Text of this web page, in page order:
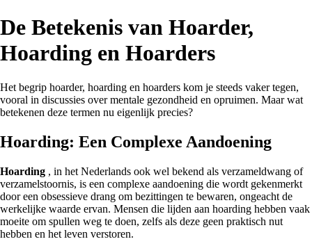
De Betekenis van Hoarder,
Hoarding en Hoarders
Het begrip hoarder, hoarding en hoarders kom je steeds vaker tegen,
vooral in discussies over mentale gezondheid en opruimen. Maar wat
betekenen deze termen nu eigenlijk precies?
Hoarding: Een Complexe Aandoening
Hoarding , in het Nederlands ook wel bekend als verzameldwang of
verzamelstoornis, is een complexe aandoening die wordt gekenmerkt
door een obsessieve drang om bezittingen te bewaren, ongeacht de
werkelijke waarde ervan. Mensen die lijden aan hoarding hebben vaak
moeite om spullen weg te doen, zelfs als deze geen praktisch nut
hebben en het leven verstoren.